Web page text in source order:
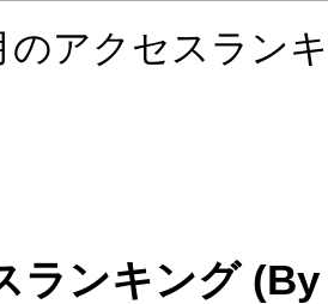
のアクセスラン
ランキング